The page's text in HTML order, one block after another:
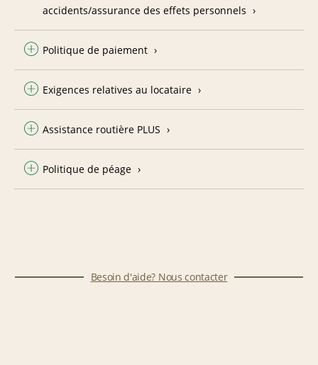
accidents/assurance des effets personnels
Politique de paiement
Exigences relatives au locataire
Assistance routière PLUS
Politique de péage
Besoin d'aide? Nous contacter